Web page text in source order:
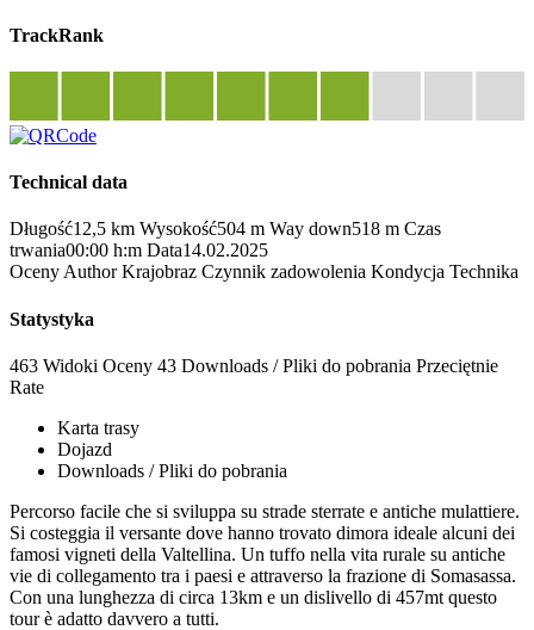
TrackRank
Technical data
Długość12,5 km Wysokość504 m Way down518 m Czas
trwania00:00 h:m Data14.02.2025
Oceny Author Krajobraz Czynnik zadowolenia Kondycja Technika
Statystyka
463 Widoki Oceny 43 Downloads / Pliki do pobrania Przeciętnie
Rate
Karta trasy
Dojazd
Downloads / Pliki do pobrania
Percorso facile che si sviluppa su strade sterrate e antiche mulattiere.
Si costeggia il versante dove hanno trovato dimora ideale alcuni dei
famosi vigneti della Valtellina. Un tuffo nella vita rurale su antiche
vie di collegamento tra i paesi e attraverso la frazione di Somasassa.
Con una lunghezza di circa 13km e un dislivello di 457mt questo
tour è adatto davvero a tutti.